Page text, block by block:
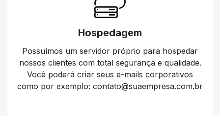
Hospedagem
Possuímos um servidor próprio para hospedar
nossos clientes com total segurança e qualidade.
Você poderá criar seus e-mails corporativos
como por exemplo: contato@suaempresa.com.br